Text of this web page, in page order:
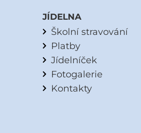
JÍDELNA
Školní stravování
Platby
Jídelníček
Fotogalerie
Kontakty